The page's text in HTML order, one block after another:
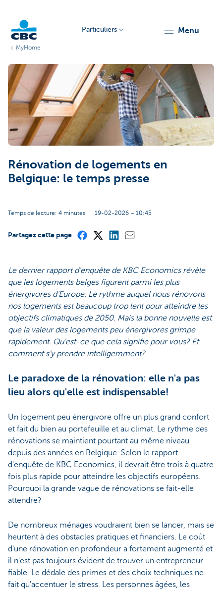
Particuliers menu
MyHome
Rénovation de logements en
Belgique: le temps presse
Temps de lecture: 4 minutes 19-02-2026 – 10:45
Partagez cette page
Le dernier rapport d'enquête de KBC Economics révèle
que les logements belges figurent parmi les plus
énergivores d'Europe. Le rythme auquel nous rénovons
nos logements est beaucoup trop lent pour atteindre les
objectifs climatiques de 2050. Mais la bonne nouvelle est
que la valeur des logements peu énergivores grimpe
rapidement. Qu'est-ce que cela signifie pour vous? Et
comment s'y prendre intelligemment?
Le paradoxe de la rénovation: elle n'a pas
lieu alors qu'elle est indispensable!
Un logement peu énergivore offre un plus grand confort
et fait du bien au portefeuille et au climat. Le rythme des
rénovations se maintient pourtant au même niveau
depuis des années en Belgique. Selon le rapport
d'enquête de KBC Economics, il devrait être trois à quatre
fois plus rapide pour atteindre les objectifs européens.
Pourquoi la grande vague de rénovations se fait-elle
attendre?
De nombreux ménages voudraient bien se lancer, mais se
heurtent à des obstacles pratiques et financiers. Le coût
d'une rénovation en profondeur a fortement augmenté et
il n'est pas toujours évident de trouver un entrepreneur
fiable. Le dédale des primes et des choix techniques ne
fait qu'accentuer le stress. Les personnes âgées, les